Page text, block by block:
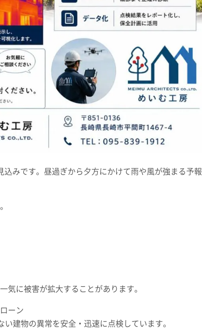
みです。昼過ぎから夕方にかけて雨や風が強まる予報
気に被害が拡大することがあります。
ーン
い建物の異常を安全・迅速に点検しています。